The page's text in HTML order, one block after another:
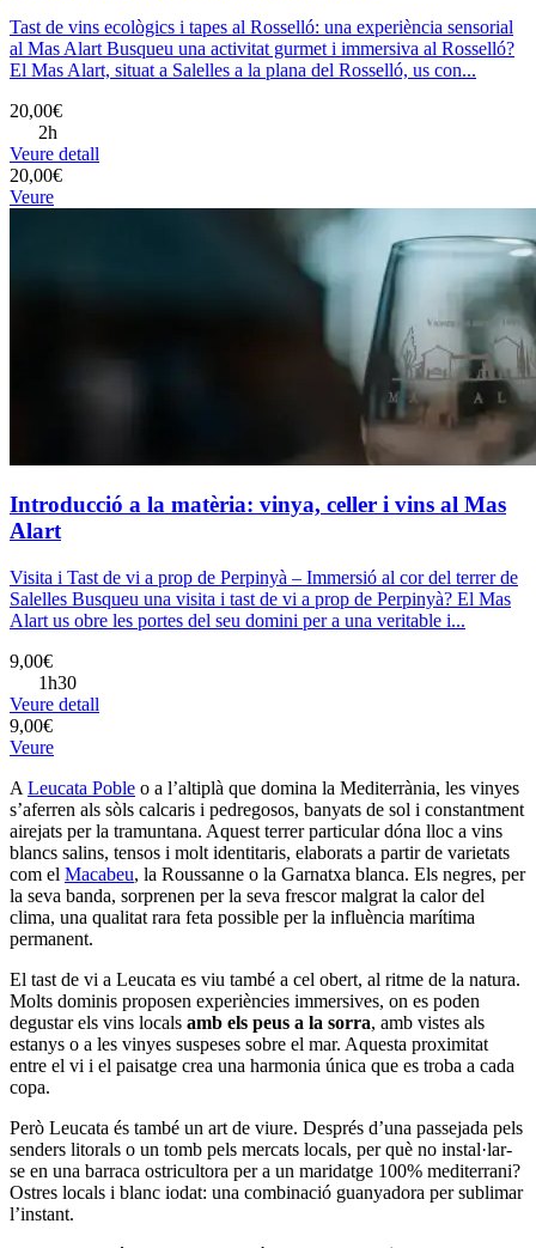
Tast de vins ecològics i tapes al Rosselló: una experiència sensorial
al Mas Alart Busqueu una activitat gurmet i immersiva al Rosselló?
El Mas Alart, situat a Salelles a la plana del Rosselló, us con...
20,00€
2h
Veure detall
20,00€
Veure
Introducció a la matèria: vinya, celler i vins al Mas
Alart
Visita i Tast de vi a prop de Perpinyà – Immersió al cor del terrer de
Salelles Busqueu una visita i tast de vi a prop de Perpinyà? El Mas
Alart us obre les portes del seu domini per a una veritable i...
9,00€
1h30
Veure detall
9,00€
Veure
A Leucata Poble o a l’altiplà que domina la Mediterrània, les vinyes
s’aferren als sòls calcaris i pedregosos, banyats de sol i constantment
airejats per la tramuntana. Aquest terrer particular dóna lloc a vins
blancs salins, tensos i molt identitaris, elaborats a partir de varietats
com el Macabeu, la Roussanne o la Garnatxa blanca. Els negres, per
la seva banda, sorprenen per la seva frescor malgrat la calor del
clima, una qualitat rara feta possible per la influència marítima
permanent.
El tast de vi a Leucata es viu també a cel obert, al ritme de la natura.
Molts dominis proposen experiències immersives, on es poden
degustar els vins locals amb els peus a la sorra, amb vistes als
estanys o a les vinyes suspeses sobre el mar. Aquesta proximitat
entre el vi i el paisatge crea una harmonia única que es troba a cada
copa.
Però Leucata és també un art de viure. Després d’una passejada pels
senders litorals o un tomb pels mercats locals, per què no instal·lar-
se en una barraca ostricultora per a un maridatge 100% mediterrani?
Ostres locals i blanc iodat: una combinació guanyadora per sublimar
l’instant.